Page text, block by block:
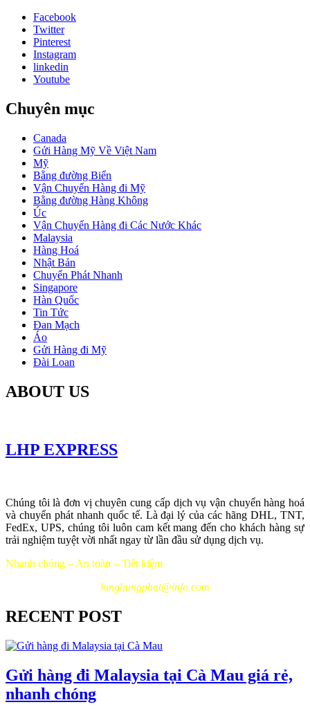
Facebook
Twitter
Pinterest
Instagram
linkedin
Youtube
Chuyên mục
Canada
Gửi Hàng Mỹ Về Việt Nam
Mỹ
Bằng đường Biển
Vận Chuyển Hàng đi Mỹ
Bằng đường Hàng Không
Úc
Vận Chuyển Hàng đi Các Nước Khác
Malaysia
Hàng Hoá
Nhật Bản
Chuyển Phát Nhanh
Singapore
Hàn Quốc
Tin Tức
Đan Mạch
Áo
Gửi Hàng đi Mỹ
Đài Loan
ABOUT US
LHP EXPRESS
Chúng tôi là đơn vị chuyên cung cấp dịch vụ vận chuyển hàng hoá
và chuyển phát nhanh quốc tế. Là đại lý của các hãng DHL, TNT,
FedEx, UPS, chúng tôi luôn cam kết mang đến cho khách hàng sự
trải nghiệm tuyệt vời nhất ngay từ lần đầu sử dụng dịch vụ.
Nhanh chóng – An toàn – Tiết kiệm
longhungphat@info.com
RECENT POST
Gửi hàng đi Malaysia tại Cà Mau giá rẻ,
nhanh chóng